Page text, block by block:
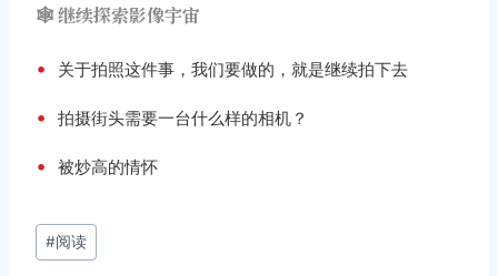
🕸️ 继续探索影像宇宙
• 关于拍照这件事，我们要做的，就是继续拍下去
• 拍摄街头需要一台什么样的相机？
• 被炒高的情怀
文
章
#阅读